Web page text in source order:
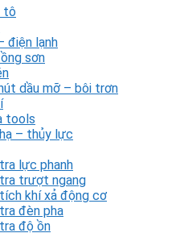
tô
điện lạnh
sơn
dầu mỡ – bôi trơn
tools
– thủy lực
lực phanh
trượt ngang
khí xả động cơ
đèn pha
độ ồn